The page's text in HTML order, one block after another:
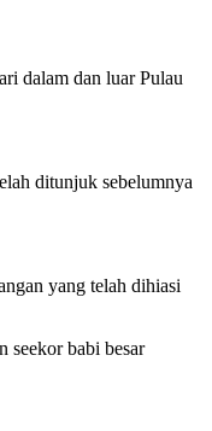
dalam dan luar Pulau
ditunjuk sebelumnya
yang telah dihiasi
seekor babi besar